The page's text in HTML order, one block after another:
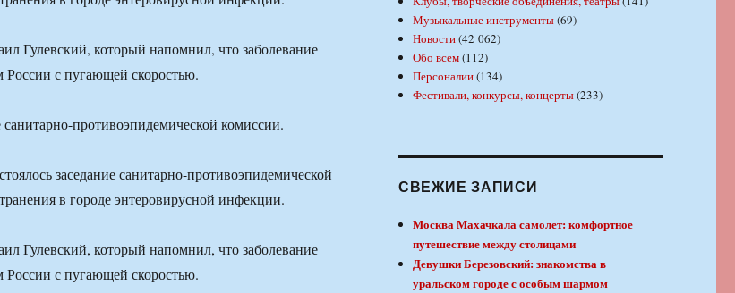
Гулевский, который напомнил, что заболевание
России с пугающей скоростью.
санитарно-противоэпидемической комиссии.
заседание санитарно-противоэпидемической
в городе энтеровирусной инфекции.
Гулевский, который напомнил, что заболевание
России с пугающей скоростью.
Музыкальные инструменты(69)
Новости(42 062)
Обо всем(112)
Персоналии(134)
Фестивали, конкурсы, концерты(233)
СВЕЖИЕ ЗАПИСИ
Москва Махачкала самолет: комфортное
путешествие между столицами
Девушки Березовский: знакомства в
уральском городе с особым шармом